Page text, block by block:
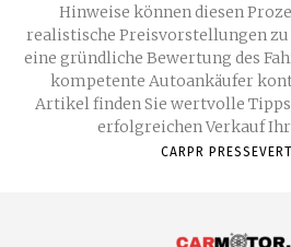
Hinweise können diesen
realistische Preisvorstellungen
eine gründliche Bewertung des
kompetente Autoankäufer
Artikel finden Sie wertvolle
erfolgreichen Verkauf
CARPR